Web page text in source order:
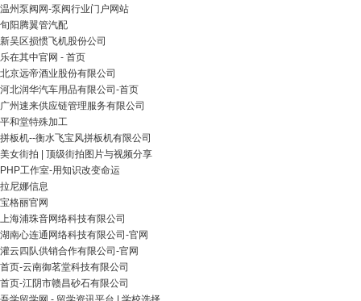
温州泵阀网-泵阀行业门户网站
旬阳腾翼管汽配
新吴区损惯飞机股份公司
乐在其中官网 - 首页
北京远帝酒业股份有限公司
河北润华汽车用品有限公司-首页
广州速来供应链管理服务有限公司
平和堂特殊加工
拼板机--衡水飞宝风拼板机有限公司
美女街拍 | 顶级街拍图片与视频分享
PHP工作室-用知识改变命运
拉尼娜信息
宝格丽官网
上海浦珠音网络科技有限公司
湖南心连通网络科技有限公司-官网
灌云四队供销合作有限公司-官网
首页-云南御茗堂科技有限公司
首页-江阴市赣昌砂石有限公司